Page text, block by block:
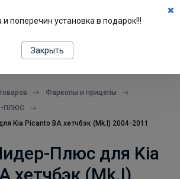
Фаркопы и прицепы
ПЛЮС
Kia Picanto BA хетчбэк (Mk.I) 2004-2011
Плюс для Kia
хетчбэк (Mk.I)
и поперечин установка в подарок!!!
Закрыть